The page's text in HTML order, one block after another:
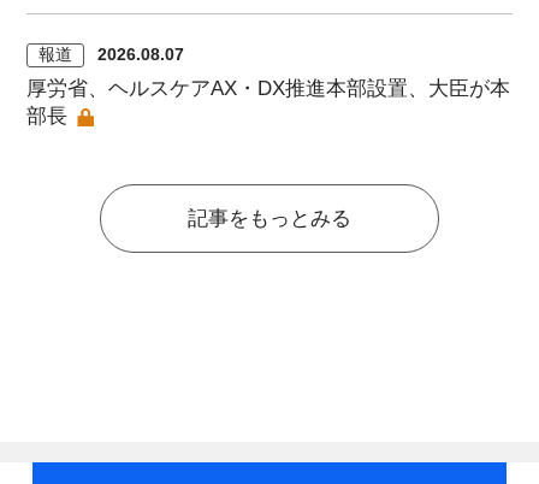
報道 2026.08.07
厚労省、ヘルスケアAX・DX推進本部設置、大臣が本
部長
記事をもっとみる